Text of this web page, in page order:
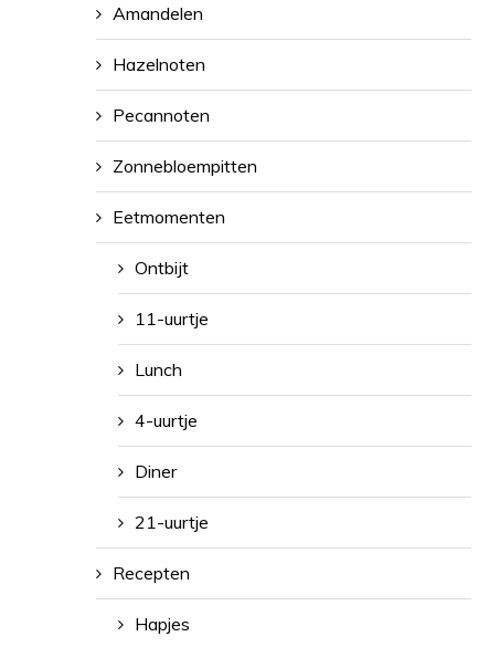
Amandelen
Hazelnoten
Pecannoten
Zonnebloempitten
Eetmomenten
Ontbijt
11-uurtje
Lunch
4-uurtje
Diner
21-uurtje
Recepten
Hapjes